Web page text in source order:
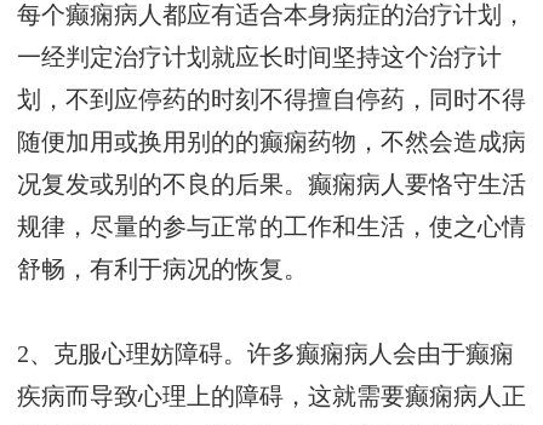
每个癫痫病人都应有适合本身病症的治疗计划，
一经判定治疗计划就应长时间坚持这个治疗计
划，不到应停药的时刻不得擅自停药，同时不得
随便加用或换用别的的癫痫药物，不然会造成病
况复发或别的不良的后果。癫痫病人要恪守生活
规律，尽量的参与正常的工作和生活，使之心情
舒畅，有利于病况的恢复。
2、克服心理妨障碍。许多癫痫病人会由于癫痫
疾病而导致心理上的障碍，这就需要癫痫病人正